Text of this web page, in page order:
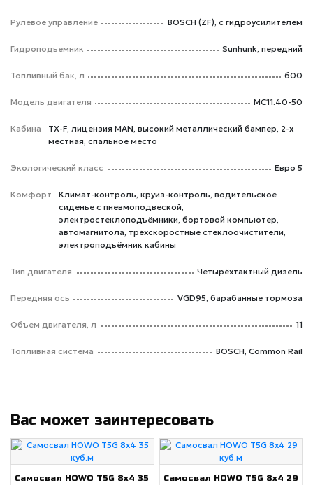
Рулевое управление BOSCH (ZF), с гидроусилителем
Гидроподъемник Sunhunk, передний
Топливный бак, л 600
Модель двигателя MC11.40-50
Кабина
TX-F, лицензия MAN, высокий металлический бампер, 2-х
местная, спальное место
Экологический класс Евро 5
Комфорт
Климат-контроль, круиз-контроль, водительское
сиденье с пневмоподвеской,
электростеклоподъёмники, бортовой компьютер,
автомагнитола, трёхскоростные стеклоочистители,
электроподъёмник кабины
Тип двигателя Четырёхтактный дизель
Передняя ось VGD95, барабанные тормоза
Объем двигателя, л 11
Топливная система BOSCH, Common Rail
Вас может заинтересовать
Самосвал HOWO T5G 8x4 35
Самосвал HOWO T5G 8x4 29